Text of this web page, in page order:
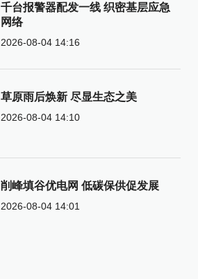
千台报警器配发一线 织密基层应急
网络
2026-08-04 14:16
草原雨后焕新 尽显生态之美
2026-08-04 14:10
削峰填谷优电网 低碳保供促发展
2026-08-04 14:01